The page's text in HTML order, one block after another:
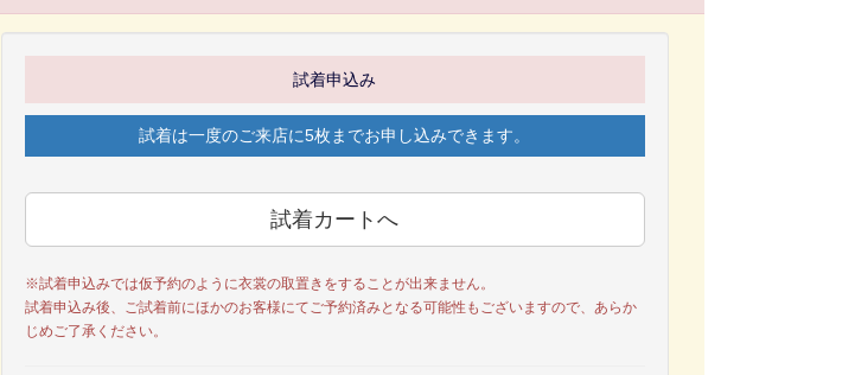
試着申込み
試着は一度のご来店に5枚までお申し込みできます。
※試着申込みでは仮予約のように衣裳の取置きをすることが出来ません。
試着申込み後、ご試着前にほかのお客様にてご予約済みとなる可能性もございますので、あらか
じめご了承ください。